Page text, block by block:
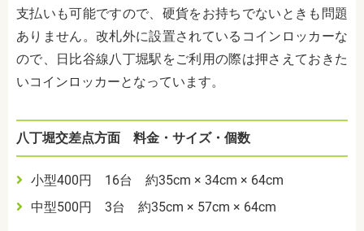
支払いも可能ですので、硬貨をお持ちでないときも問題
ありません。改札外に設置されているコインロッカーな
ので、日比谷線八丁堀駅をご利用の際は押さえておきた
いコインロッカーとなっています。
八丁堀交差点方面 料金・サイズ・個数
小型400円 16台 約35cm × 34cm × 64cm
中型500円 3台 約35cm × 57cm × 64cm